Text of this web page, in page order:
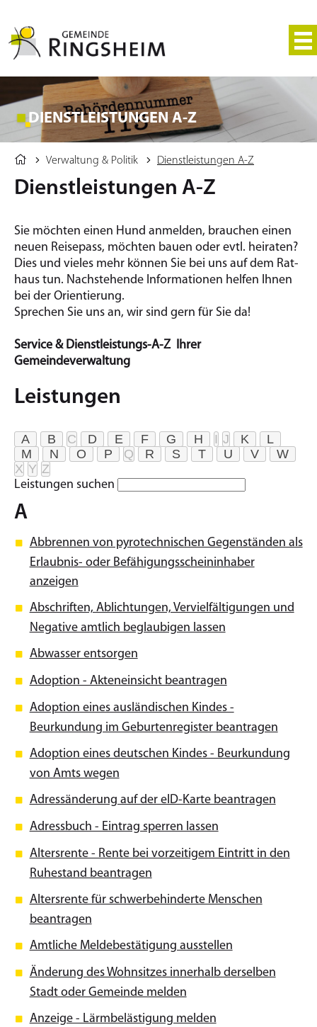
DIENSTLEISTUNGEN A-Z
Verwaltung & Politik Dienstleistungen A-Z
Dienstleistungen A-Z
Sie möchten einen Hund an­mel­den, brau­chen einen
neuen Rei­se­pass, möchten bauen oder evtl. hei­ra­ten?
Dies und vieles mehr kön­nen Sie bei uns auf dem Rat­
haus tun. Nach­ste­hen­de In­for­ma­tio­nen hel­fen Ihnen
bei der Ori­en­tie­rung.
Spre­chen Sie uns an, wir sind gern für Sie da!
Service & Dienstleistungs-A-Z Ihrer
Gemeindeverwaltung
Leistungen
A B C D E F G H I J K
L
M
N O P Q R S T U V
W
X Y Z
Leistungen suchen
A
Abbrennen von pyrotechnischen Gegenständen als
Erlaubnis- oder Befähigungsscheininhaber
anzeigen
Abschriften, Ablichtungen, Vervielfältigungen und
Negative amtlich beglaubigen lassen
Abwasser entsorgen
Adoption - Akteneinsicht beantragen
Adoption eines ausländischen Kindes -
Beurkundung im Geburtenregister beantragen
Adoption eines deutschen Kindes - Beurkundung
von Amts wegen
Adressänderung auf der eID-Karte beantragen
Adressbuch - Eintrag sperren lassen
Altersrente - Rente bei vorzeitigem Eintritt in den
Ruhestand beantragen
Altersrente für schwerbehinderte Menschen
beantragen
Amtliche Meldebestätigung ausstellen
Änderung des Wohnsitzes innerhalb derselben
Stadt oder Gemeinde melden
Anzeige - Lärmbelästigung melden